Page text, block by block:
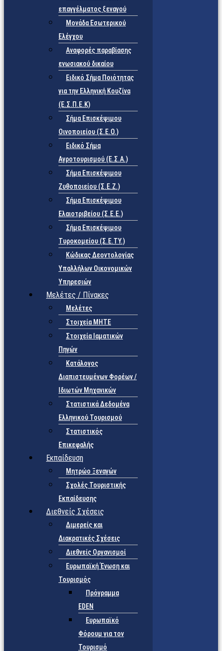
επαγγέλματος ξεναγού
Μονάδα Εσωτερικού
Ελέγχου
Αναφορές παραβίασης
ενωσιακού δικαίου
Ειδικό Σήμα Ποιότητας
για την Ελληνική Κουζίνα
(Ε.Σ.Π.Ε.Κ)
Σήμα Επισκέψιμου
Οινοποιείου (Σ.Ε.Ο.)
Ειδικό Σήμα
Αγροτουρισμού (Ε.Σ.Α.)
Σήμα Επισκέψιμου
Ζυθοποιείου (Σ.Ε.Ζ.)
Σήμα Επισκέψιμου
Ελαιοτριβείου (Σ.Ε.Ε.)
Σήμα Επισκέψιμου
Τυροκομείου (Σ.Ε.TY.)
Κώδικας Δεοντολογίας
Υπαλλήλων Οικονομικών
Υπηρεσιών
Μελέτες / Πίνακες
Μελέτες
Στοιχεία ΜΗΤΕ
Στοιχεία Ιαματικών
Πηγών
Κατάλογος
Διαπιστευμένων Φορέων /
Ιδιωτών Μηχανικών
Στατιστικά Δεδομένα
Ελληνικού Τουρισμού
Στατιστικός
Επικεφαλής
Εκπαίδευση
Μητρώο Ξεναγών
Σχολές Τουριστικής
Εκπαίδευσης
Διεθνείς Σχέσεις
Διμερείς και
Διακρατικές Σχέσεις
Διεθνείς Οργανισμοί
Ευρωπαϊκή Ένωση και
Τουρισμός
Πρόγραμμα
EDEN
Ευρωπαϊκό
Φόρουμ για τον
Τουρισμό